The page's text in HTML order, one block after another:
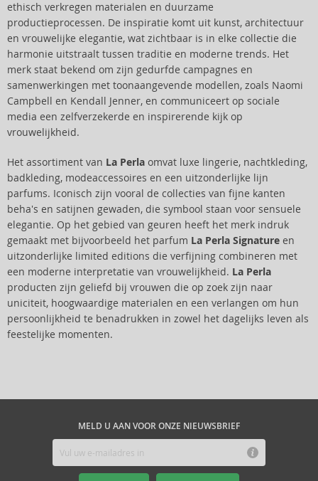
ethisch verkregen materialen en duurzame
productieprocessen. De inspiratie komt uit kunst, architectuur
en vrouwelijke elegantie, wat zichtbaar is in elke collectie die
harmonie uitstraalt tussen traditie en moderne trends. Het
merk staat bekend om zijn gedurfde campagnes en
samenwerkingen met toonaangevende modellen, zoals Naomi
Campbell en Kendall Jenner, en communiceert op sociale
media een zelfverzekerde en inspirerende kijk op
vrouwelijkheid.
Het assortiment van La Perla omvat luxe lingerie, nachtkleding,
badkleding, modeaccessoires en een uitzonderlijke lijn
parfums. Iconisch zijn vooral de collecties van fijne kanten
beha's en satijnen gewaden, die symbool staan voor sensuele
elegantie. Op het gebied van geuren heeft het merk indruk
gemaakt met bijvoorbeeld het parfum La Perla Signature en
uitzonderlijke limited editions die verfijning combineren met
een moderne interpretatie van vrouwelijkheid. La Perla
producten zijn geliefd bij vrouwen die op zoek zijn naar
uniciteit, hoogwaardige materialen en een verlangen om hun
persoonlijkheid te benadrukken in zowel het dagelijks leven als
feestelijke momenten.
MELD U AAN VOOR ONZE NIEUWSBRIEF